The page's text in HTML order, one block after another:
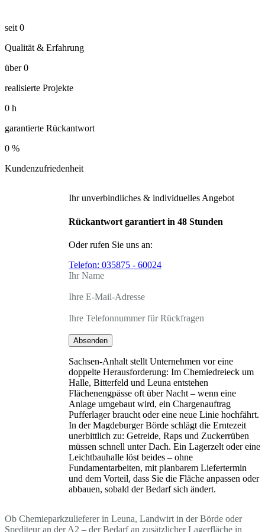
seit 0
Qualität & Erfahrung
über 0
realisierte Projekte
0 h
garantierte Rückantwort
0 %
Kundenzufriedenheit
Ihr unverbindliches & individuelles Angebot
Rückantwort garantiert in 48 Stunden
Oder rufen Sie uns an:
Telefon: 035875 - 60024
Ihr Name
Ihre E-Mail-Adresse
Ihre Telefonnummer für Rückfragen
Absenden
Sachsen-Anhalt stellt Unternehmen vor eine
doppelte Herausforderung: Im Chemiedreieck um
Halle, Bitterfeld und Leuna entstehen
Flächenengpässe oft über Nacht – wenn eine
Anlage umgebaut wird, ein Chargenauftrag
Pufferlager braucht oder eine neue Linie hochfährt.
In der Magdeburger Börde schlägt die Erntezeit
unerbittlich zu: Getreide, Raps und Zuckerrüben
müssen schnell unter Dach. Ein Lagerzelt oder eine
Leichtbauhalle löst beides – ohne
Fundamentarbeiten, mit planbarem Liefertermin
und dem Vorteil, dass Sie die Fläche anpassen oder
abbauen, sobald der Bedarf sich ändert.
Ob Chemieparkzulieferer in Leuna, Landwirt in der Börde oder
Spediteur an der A2 – der Bedarf an zusätzlicher Lagerfläche in